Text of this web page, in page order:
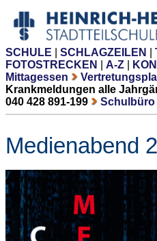
SCHULE SCHLAGZEILEN
FOTOSTRECKEN
A-Z
Mittagessen
Krankmeldungen alle
040 428 891-199
Schulbüro
Medienabend